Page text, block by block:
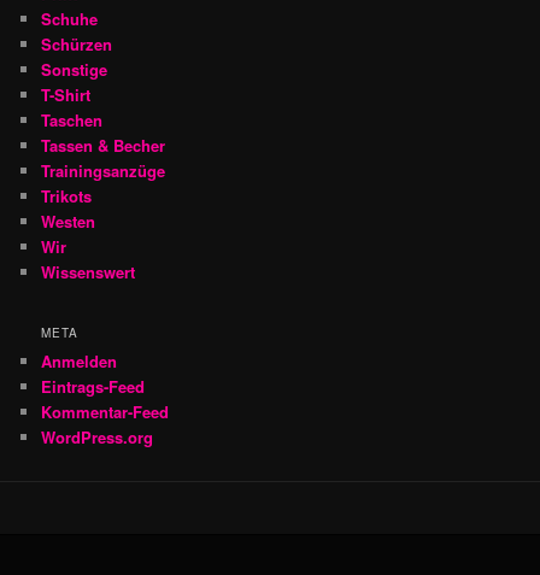
Schuhe
Schürzen
Sonstige
T-Shirt
Taschen
Tassen & Becher
Trainingsanzüge
Trikots
Westen
Wir
Wissenswert
META
Anmelden
Eintrags-Feed
Kommentar-Feed
WordPress.org